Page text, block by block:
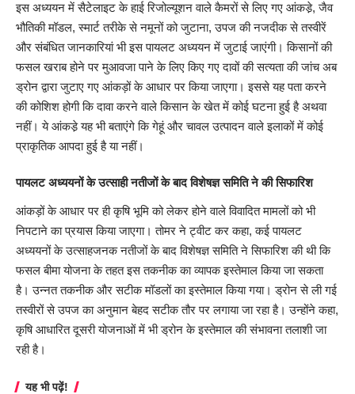
इस अध्ययन में सैटेलाइट के हाई रिजोल्यूशन वाले कैमरों से लिए गए आंकडे़, जैव
भौतिकी मॉडल, स्मार्ट तरीके से नमूनों को जुटाना, उपज की नजदीक से तस्वीरें
और संबंधित जानकारियां भी इस पायलट अध्ययन में जुटाई जाएंगी। किसानों की
फसल खराब होने पर मुआवजा पाने के लिए किए गए दावों की सत्यता की जांच अब
ड्रोन द्वारा जुटाए गए आंकड़ों के आधार पर किया जाएगा। इससे यह पता करने
की कोशिश होगी कि दावा करने वाले किसान के खेत में कोई घटना हुई है अथवा
नहीं। ये आंकडे़ यह भी बताएंगे कि गेहूं और चावल उत्पादन वाले इलाकों में कोई
प्राकृतिक आपदा हुई है या नहीं।
पायलट अध्ययनों के उत्साही नतीजों के बाद विशेषज्ञ समिति ने की सिफारिश
आंकड़ों के आधार पर ही कृषि भूमि को लेकर होने वाले विवादित मामलों को भी
निपटाने का प्रयास किया जाएगा। तोमर ने ट्वीट कर कहा, कई पायलट
अध्ययनों के उत्साहजनक नतीजों के बाद विशेषज्ञ समिति ने सिफारिश की थी कि
फसल बीमा योजना के तहत इस तकनीक का व्यापक इस्तेमाल किया जा सकता
है। उन्नत तकनीक और सटीक मॉडलों का इस्तेमाल किया गया। ड्रोन से ली गई
तस्वीरों से उपज का अनुमान बेहद सटीक तौर पर लगाया जा रहा है। उन्होंने कहा,
कृषि आधारित दूसरी योजनाओं में भी ड्रोन के इस्तेमाल की संभावना तलाशी जा
रही है।
यह भी पढ़ें!